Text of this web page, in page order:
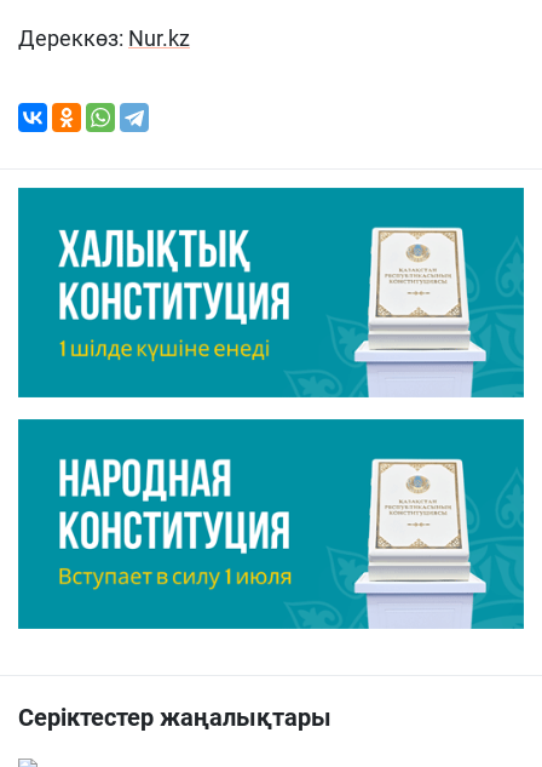
Дереккөз: Nur.kz
Серіктестер жаңалықтары